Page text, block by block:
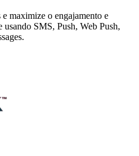
maximize o engajamento e
SMS, Push, Web Push,